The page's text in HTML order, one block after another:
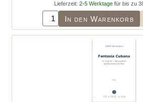
Lieferzeit: 2-5 Werktage für bis zu
In den Warenkorb